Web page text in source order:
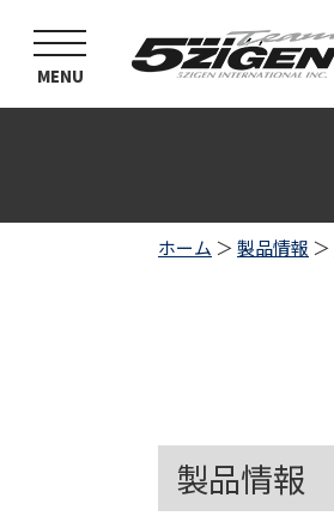
toggle
navigation
MENU
ホーム ＞製品情報 ＞
製品情報